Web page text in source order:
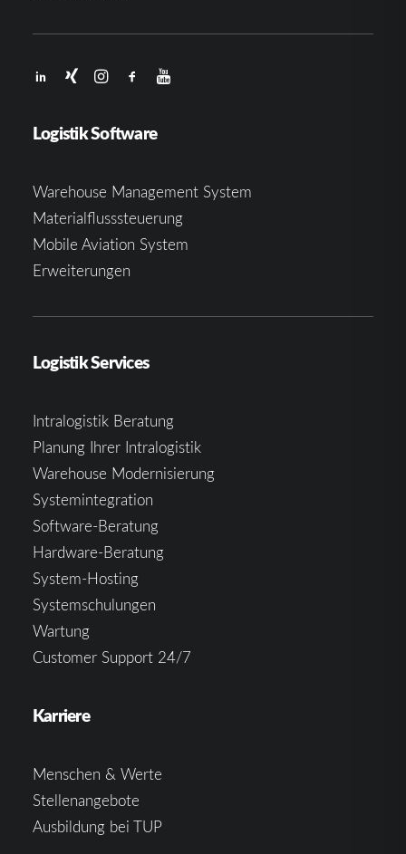
Logistik Software
Warehouse Management System
Materialflusssteuerung
Mobile Aviation System
Erweiterungen
Logistik Services
Intralogistik Beratung
Planung Ihrer Intralogistik
Warehouse Modernisierung
Systemintegration
Software-Beratung
Hardware-Beratung
System-Hosting
Systemschulungen
Wartung
Customer Support 24/7
Karriere
Menschen & Werte
Stellenangebote
Ausbildung bei TUP